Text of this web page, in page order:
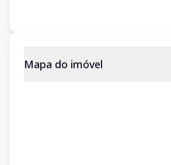
Mapa do imóvel